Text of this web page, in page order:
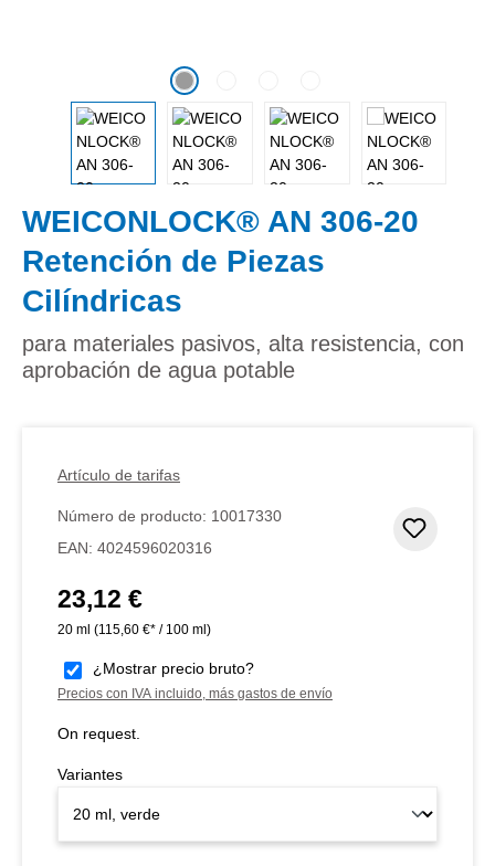
WEICONLOCK® AN 306-20
Retención de Piezas
Cilíndricas
para materiales pasivos, alta resistencia, con
aprobación de agua potable
Artículo de tarifas
Número de producto: 10017330
EAN: 4024596020316
Precio normal:
23,12 €
20 ml (115,60 €* / 100 ml)
¿Mostrar precio bruto?
Precios con IVA incluido, más gastos de envío
On request.
Variantes